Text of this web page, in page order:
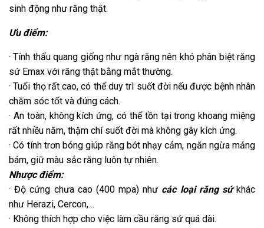
sinh động như răng thật.
Ưu điểm:
· Tính thấu quang giống như ngà răng nên khó phân biệt răng
sứ Emax với răng thật bằng mắt thường.
· Tuổi thọ rất cao, có thể duy trì suốt đời nếu được bệnh nhân
chăm sóc tốt và đúng cách.
· An toàn, không kích ứng, có thể tồn tại trong khoang miệng
rất nhiều năm, thậm chí suốt đời mà không gây kích ứng.
· Có tính trơn bóng giúp răng bớt nhạy cảm, ngăn ngừa mảng
bám, giữ màu sắc răng luôn tự nhiên.
Nhược điểm:
· Độ cứng chưa cao (400 mpa) như các loại răng sứkhác
như Herazi, Cercon,…
· Không thích hợp cho việc làm cầu răng sứ quá dài.